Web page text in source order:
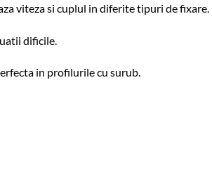
viteza si cuplul in diferite tipuri de fixare.
dificile.
in profilurile cu surub.